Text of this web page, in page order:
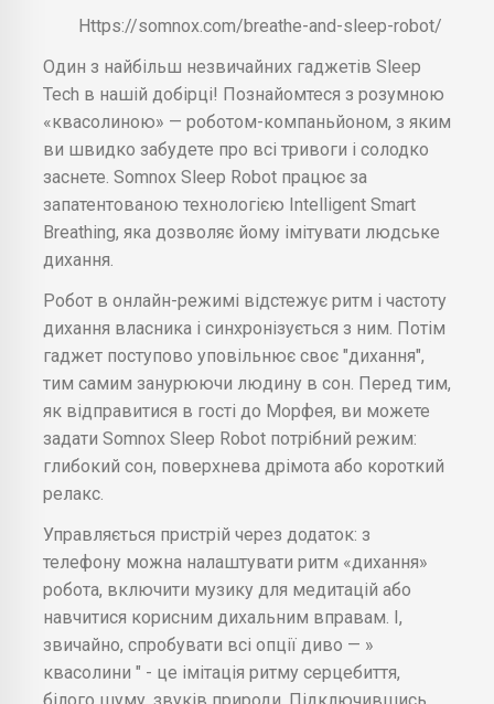
Https://somnox.com/breathe-and-sleep-robot/
Один з найбільш незвичайних гаджетів Sleep
Tech в нашій добірці! Познайомтеся з розумною
«квасолиною» — роботом-компаньйоном, з яким
ви швидко забудете про всі тривоги і солодко
заснете. Somnox Sleep Robot працює за
запатентованою технологією Intelligent Smart
Breathing, яка дозволяє йому імітувати людське
дихання.
Робот в онлайн-режимі відстежує ритм і частоту
дихання власника і синхронізується з ним. Потім
гаджет поступово уповільнює своє "дихання",
тим самим занурюючи людину в сон. Перед тим,
як відправитися в гості до Морфея, ви можете
задати Somnox Sleep Robot потрібний режим:
глибокий сон, поверхнева дрімота або короткий
релакс.
Управляється пристрій через додаток: з
телефону можна налаштувати ритм «дихання»
робота, включити музику для медитацій або
навчитися корисним дихальним вправам. І,
звичайно, спробувати всі опції диво — »
квасолини " - це імітація ритму серцебиття,